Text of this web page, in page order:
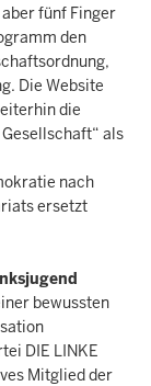
fünf Finger
den
Die Website
die
als
nach
ersetzt
bewussten
DIE LINKE
Mitglied der